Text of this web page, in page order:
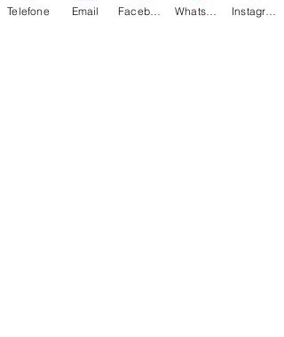
Telefone Email